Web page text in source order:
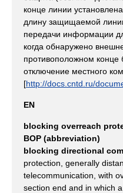
конце линии
длину защищаемой
передачи информации
когда обнаружено
противоположном конце
отключение местного
[http://docs.cntd.ru/
EN
blocking overreach
BOP (abbreviation)
blocking directional
protection, generally
telecommunication, with
section end and in which